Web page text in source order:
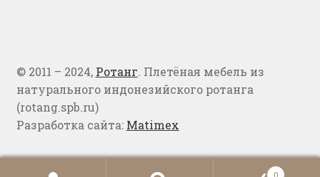
© 2011 – 2024, Ротанг. Плетёная мебель из
натурального индонезийского ротанга
(rotang.spb.ru)
Разработка сайта: Matimex
0